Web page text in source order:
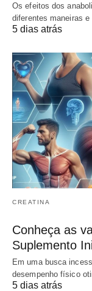
Os efeitos dos
diferentes maneiras e
5 dias atrás
CREATINA
Conheça as
Suplemento
Em uma busca
desempenho físico
5 dias atrás